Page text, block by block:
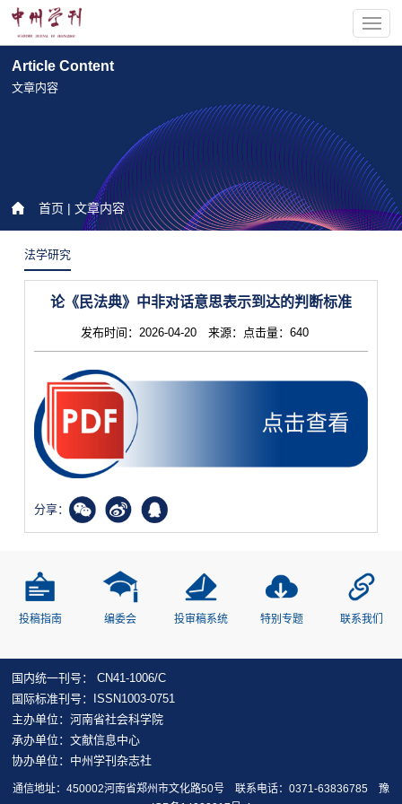
Article Content
文章内容
首页 | 文章内容
法学研究
论《民法典》中非对话意思表示到达的判断标准
发布时间：2026-04-20 来源：点击量：640
分享：
投稿指南 编委会 投审稿系统 特别专题 联系我们
国内统一刊号： CN41-1006/C
国际标准刊号：ISSN1003-0751
主办单位：河南省社会科学院
承办单位：文献信息中心
协办单位：中州学刊杂志社
通信地址：450002河南省郑州市文化路50号 联系电话：0371-63836785 豫